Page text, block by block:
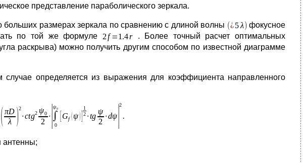
представление параболического зеркала.
больших размерах зеркала по сравнению с длиной волны
фокусное
по той же формуле
. Более точный расчет оптимальных
раскрыва) можно получить другим способом по известной диаграмме
определяется из выражения для коэффициента направленного
антенны;